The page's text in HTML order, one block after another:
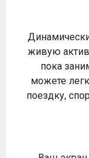
живую
пока
можете
поездку,